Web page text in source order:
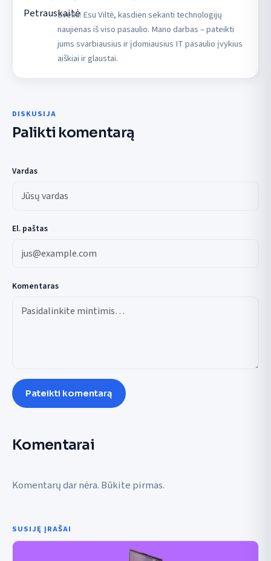
Sveiki! Esu Viltė, kasdien sekanti technologijų
naujienas iš viso pasaulio. Mano darbas – pateikti
jums svarbiausius ir įdomiausius IT pasaulio įvykius
aiškiai ir glaustai.
DISKUSIJA
Palikti komentarą
Vardas
El. paštas
Komentaras
Pateikti komentarą
Komentarai
Komentarų dar nėra. Būkite pirmas.
SUSIJĘ ĮRAŠAI